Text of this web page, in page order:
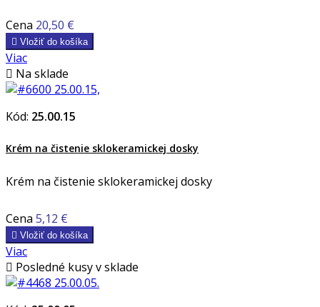
Cena 20,50 €
 Vložiť do košíka
Viac
 Na sklade
Kód: 25.00.15
Krém na čistenie sklokeramickej dosky
Krém na čistenie sklokeramickej dosky
Cena 5,12 €
 Vložiť do košíka
Viac
 Posledné kusy v sklade